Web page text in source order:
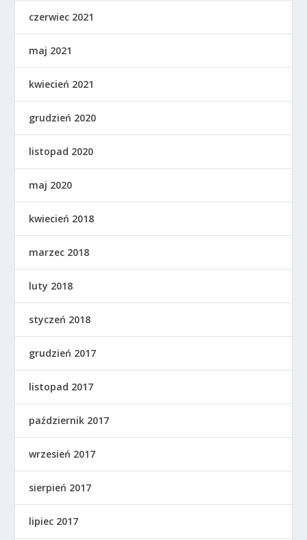
czerwiec 2021
maj 2021
kwiecień 2021
grudzień 2020
listopad 2020
maj 2020
kwiecień 2018
marzec 2018
luty 2018
styczeń 2018
grudzień 2017
listopad 2017
październik 2017
wrzesień 2017
sierpień 2017
lipiec 2017